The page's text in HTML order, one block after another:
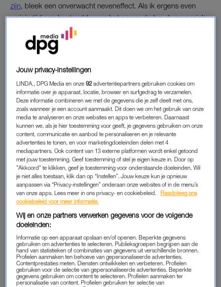
zijn , bleek een onverwacht neveneffect. Als ik ergens even
weinig tijd aan besteedde was het aan onderhoud van sociale
contacten. Heel lang kwam er weinig ‘terug’ van de liefde die
ik in anderen heb gestopt. Niet dat ik standaard met een
meetlat of weegschaal in de weer ben, maar als het in-en
negen van de tien keer mijn energie verspild wordt.
Mantelzorger zijn tijdens je
burn-out: 'Maar je bent nodig,
dat is toch juist fijn?'
LEES OOK
Maar je bent mens en soms plak je verkeerde memo’s op
anderen, en zie je pas later welke er wél op horen. Zo blijkt
een kennis of collega tocheen vriend
twintig jaar kent eigenlijk een verre kennis. Ineens waren ze er
afgelopen maand: de overburen die spontaan hun
aanhangwagen aanboden en wat spullen overnamen, kennis
Leonie die wilde helpen met het brengen van meubels naar
het tehuis. Dat zij inmiddels meer is dan een kennis bleek toen
ze later voor een bakkie langskwam en zag dat het systeem
Jouw privacy-instellingen
LINDA., DPG Media en onze92 advertentiepartners gebruiken cookies om
informatie over je apparaat, locatie, browser en surfgedrag te verzamelen.
Deze informatie combineren we met de gegevens die je zelf deelt met ons,
zoals wanneer je een account aanmaakt. Dit doen we om het gebruik van onze
media te analyseren en onze websites en apps te verbeteren. Daarnaast
kunnen we, als je hier toestemming voor geeft, je gegevens gebruiken om onze
content, communicatie en aanbod te personaliseren en je relevante
advertenties te tonen, en voor marketingdoeleinden delen met 4
mediapartners. Ook content van 13 externe platformen wordt enkel getoond
met jouw toestemming. Geef toestemming of stel je eigen keuze in. Door op
"Akkoord" te klikken, geef je toestemming voor onderstaande doeleinden. Wil
je niet alles toestaan, klik dan op “Instellen”. Jouw keuze kun je opnieuw
aanpassen via “Privacy-instellingen” onderaan onze websites of in de menu’s
van onze apps. Lees meer in ons privacy- en cookiebeleid.
Raadpleeg ons
cookiebeleid voor meer informatie.
Wij en onze partners verwerken gegevens voor de volgende
doeleinden:
Informatie op een apparaat opslaan en/of openen. Beperkte gegevens
gebruiken om advertenties te selecteren. Publieksgroepen begrijpen aan de
hand van statistieken of combinaties van gegevens uit verschillende bronnen.
Profielen aanmaken ten behoeve van gepersonaliseerde advertenties.
Contentprestaties meten. Diensten ontwikkelen en verbeteren. Profielen
gebruiken voor de selectie van gepersonaliseerde advertenties. Beperkte
gegevens gebruiken om content te selecteren. Profielen aanmaken ter
personalisatie van content. Profielen gebruiken ter selectie van